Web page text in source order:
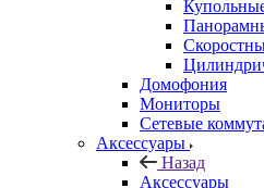
Домофония
Мониторы
Сетевые
Аксессуары
Назад
Аксессуары